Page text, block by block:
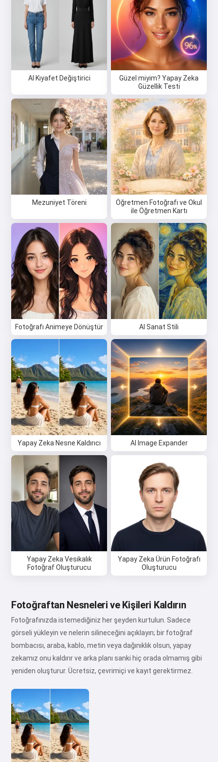
AI Kıyafet Değiştirici
Güzel miyim? Yapay Zeka
Güzellik Testi
Mezuniyet Töreni
Öğretmen Fotoğrafı ve Okul
ile Öğretmen Kartı
Fotoğrafı Animeye Dönüştür AI Sanat Stili
Yapay Zeka Nesne Kaldırıcı AI Image Expander
Yapay Zeka Vesikalık
Fotoğraf Oluşturucu
Yapay Zeka Ürün Fotoğrafı
Oluşturucu
Fotoğraftan Nesneleri ve Kişileri Kaldırın
Fotoğrafınızda istemediğiniz her şeyden kurtulun. Sadece
görseli yükleyin ve nelerin silineceğini açıklayın; bir fotoğraf
bombacısı, araba, kablo, metin veya dağınıklık olsun, yapay
zekamız onu kaldırır ve arka planı sanki hiç orada olmamış gibi
yeniden oluşturur. Ücretsiz, çevrimiçi ve kayıt gerektirmez.